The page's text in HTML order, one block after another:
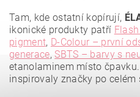
Vložením hodnocení
osobních údajů.
Tam, kde ostatní kopírují,
ikonické produkty patří
pigment, D-Colour – první
generace,SBTS – barvy s
etanolaminem místo
inspirovaly značky po celém